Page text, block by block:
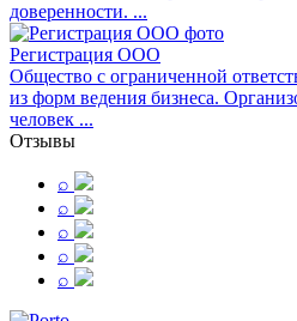
доверенности. ...
Регистрация ООО
Общество с ограниченной
из форм ведения бизнеса.
человек ...
Отзывы
⌕
⌕
⌕
⌕
⌕